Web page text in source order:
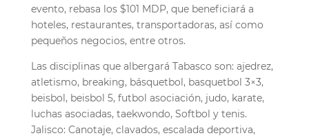
evento, rebasa los $101 MDP, que beneficiará a
hoteles, restaurantes, transportadoras, asícomo
pequeños negocios, entre otros.
Las disciplinas que albergará Tabasco son: ajedrez,
atletismo, breaking, básquetbol, basquetbol 3×3,
beisbol, beisbol 5, futbol asociación, judo, karate,
luchas asociadas, taekwondo, Softbol y tenis.
Jalisco: Canotaje, clavados, escalada deportiva,